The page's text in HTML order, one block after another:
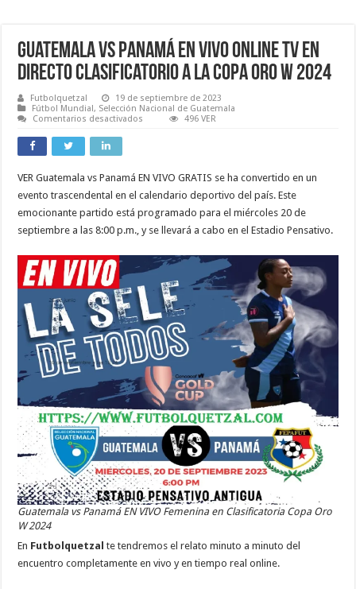
Guatemala vs Panamá EN VIVO ONLINE TV EN
DIRECTO Clasificatorio a la Copa Oro W 2024
Futbolquetzal
19 de septiembre de 2023
Fútbol Mundial, Selección Nacional de Guatemala
Comentarios desactivados
ONLINE
TV
EN
DIRECTO
Clasificatorio
a
Oro
W
2024
496 VER
VER Guatemala vs Panamá EN VIVO GRATIS se ha convertido en un
evento trascendental en el calendario deportivo del país. Este
emocionante partido está programado para el miércoles 20 de
septiembre a las 8:00 p.m., y se llevará a cabo en el Estadio Pensativo.
Guatemala vs Panamá EN VIVO Femenina en Clasificatoria Copa Oro
W 2024
En Futbolquetzalte tendremos el relato minuto a minuto del
encuentro completamente en vivo y en tiempo real online.